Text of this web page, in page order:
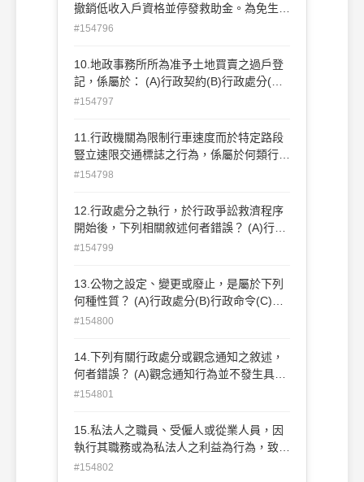
撤銷低收入戶資格並停發救助金。為免生活
陷入困境，得向高等行政法院提起下列何種
課予義務訴訟(C)確認訴訟(D)一般給付訴訟
#154796
10.地政事務所所為准予土地買賣之過戶登
記，係屬於： (A)行政契約(B)行政處分(C)
行政命令(D)事實行為
#154797
11.行政機關為限制行車速度而於特定路段
豎立速限交通標誌之行為，係屬於何類行政
行為？ (A)法規命令(B)行政契約(C)事實行
#154798
12.行政處分之執行，於行政爭訟救濟程序
開始後，下列相關敘述何者錯誤？ (A)行政
法院在一定要件得命停止執行(B)原則上不
(D)不得請求行政法院裁定假處分
#154799
13.公物之設定、變更或廢止，是屬於下列
何種性質？ (A)行政處分(B)行政命令(C)行
政指導(D)行政契約
#154800
14.下列有關行政處分或觀念通知之敘述，
何者錯誤？ (A)觀念通知行為並不發生具體
的法律效果，非屬行政處分 (B)觀念通知，
(C)行政機關對請求釋示法令疑義，以通知
表示其意見作為解答，尚不發生具體的法律
#154801
15.私法人之職員、受僱人或從業人員，因
執行其職務或為私法人之利益為行為，致使
私法人違反行政法上義務應受處罰者，私法
#154802